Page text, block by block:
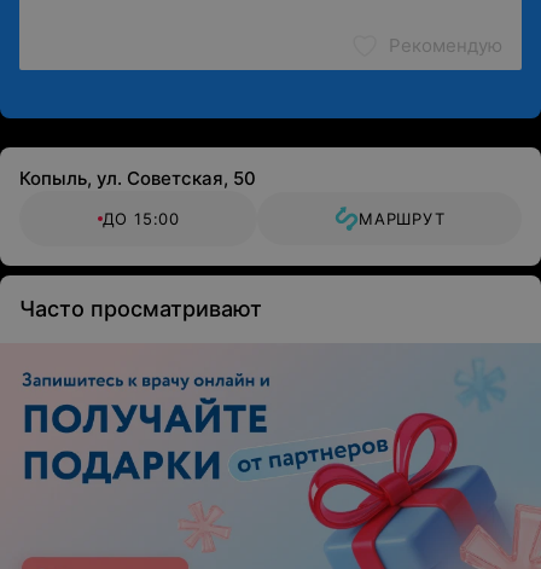
Рекомендую
Копыль, ул. Советская, 50
ДО 15:00 МАРШРУТ
Часто просматривают